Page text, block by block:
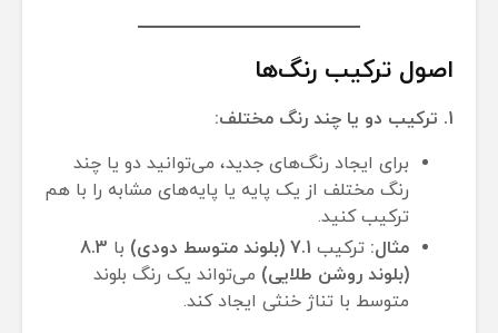
اصول ترکیب رنگ‌ها
1. ترکیب دو یا چند رنگ مختلف:
برای ایجاد رنگ‌های جدید، می‌توانید دو یا چند
رنگ مختلف از یک پایه یا پایه‌های مشابه را با هم
ترکیب کنید.
مثال: ترکیب 7.1 (بلوند متوسط دودی) با 8.3
(بلوند روشن طلایی) می‌تواند یک رنگ بلوند
متوسط با تناژ خنثی ایجاد کند.